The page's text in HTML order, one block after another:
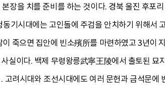
장을 치를 준비를 하는 것이다. 경북 울진 후포
기시대에는 고인돌에 주검을 안치하기 위해서
죽으면 집안에 빈소殯所를 마련하였고 3년이
실이다. 백제 무령왕릉武寧王陵에서 출토된
려시대와 조선시대에도 여러 문헌과 금석문